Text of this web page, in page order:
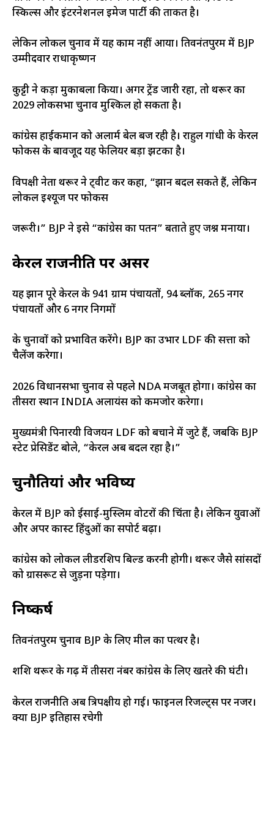
स्किल्स और इंटरनेशनल इमेज पार्टी की ताकत है।
लेकिन लोकल चुनाव में यह काम नहीं आया। तिरुवनंतपुरम में BJP
उम्मीदवार राधाकृष्णन
कुट्टी ने कड़ा मुकाबला किया। अगर ट्रेंड जारी रहा, तो थरूर का
2029 लोकसभा चुनाव मुश्किल हो सकता है।
कांग्रेस हाईकमान को अलार्म बेल बज रही है। राहुल गांधी के केरल
फोकस के बावजूद यह फेलियर बड़ा झटका है।
विपक्षी नेता थरूर ने ट्वीट कर कहा, “रुझान बदल सकते हैं, लेकिन
लोकल इश्यूज पर फोकस
जरूरी।” BJP ने इसे “कांग्रेस का पतन” बताते हुए जश्न मनाया।
केरल राजनीति पर असर
यह रुझान पूरे केरल के 941 ग्राम पंचायतों, 94 ब्लॉक, 265 नगर
पंचायतों और 6 नगर निगमों
के चुनावों को प्रभावित करेंगे। BJP का उभार LDF की सत्ता को
चैलेंज करेगा।
2026 विधानसभा चुनाव से पहले NDA मजबूत होगा। कांग्रेस का
तीसरा स्थान INDIA अलायंस को कमजोर करेगा।
मुख्यमंत्री पिनारयी विजयन LDF को बचाने में जुटे हैं, जबकि BJP
स्टेट प्रेसिडेंट बोले, “केरल अब बदल रहा है।”
चुनौतियां और भविष्य
केरल में BJP को ईसाई-मुस्लिम वोटरों की चिंता है। लेकिन युवाओं
और अपर कास्ट हिंदुओं का सपोर्ट बढ़ा।
कांग्रेस को लोकल लीडरशिप बिल्ड करनी होगी। थरूर जैसे सांसदों
को ग्रासरूट से जुड़ना पड़ेगा।
निष्कर्ष
तिरुवनंतपुरम चुनाव BJP के लिए मील का पत्थर है।
शशि थरूर के गढ़ में तीसरा नंबर कांग्रेस के लिए खतरे की घंटी।
केरल राजनीति अब त्रिपक्षीय हो गई। फाइनल रिजल्ट्स पर नजर।
क्या BJP इतिहास रचेगी